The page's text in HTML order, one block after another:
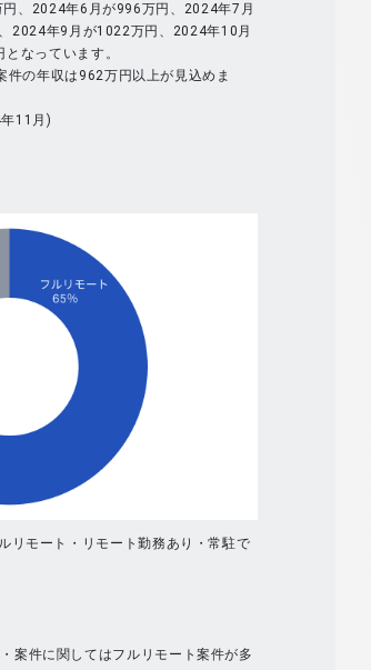
、2024年6月が996万円、2024年7月
2024年9月が1022万円、2024年10月
なっています。
の年収は962万円以上が見込めま
11月)
リモート・リモート勤務あり・常駐で
案件に関してはフルリモート案件が多